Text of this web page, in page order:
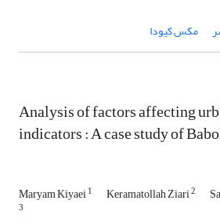
مکس کیودا
Analysis of factors affecting
indicators : A case study of
Maryam Kiyaei1 Keramatollah Ziari2
3